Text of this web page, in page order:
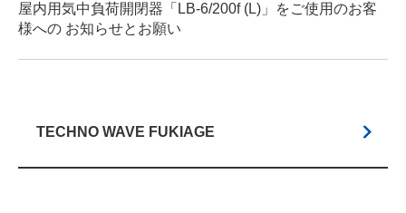
屋内用気中負荷開閉器「LB‐6/200f (L)」をご使用のお客
様への お知らせとお願い
TECHNO WAVE FUKIAGE